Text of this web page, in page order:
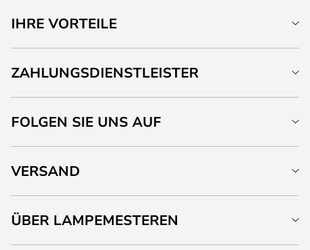
IHRE VORTEILE
ZAHLUNGSDIENSTLEISTER
FOLGEN SIE UNS AUF
VERSAND
ÜBER LAMPEMESTEREN